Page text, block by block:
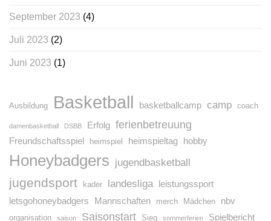
September 2023 (4)
Juli 2023 (2)
Juni 2023 (1)
Ausbildung Basketball basketballcamp camp coach
damenbasketball DSBB Erfolg ferienbetreuung
Freundschaftsspiel heimspiel heimspieltag hobby
Honeybadgers jugendbasketball
jugendsport kader landesliga leistungssport
letsgohoneybadgers
Mannschaften merch Mädchen nbv
organisation saison Saisonstart Sieg sommerferien Spielbericht